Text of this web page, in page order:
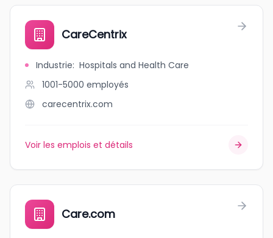
CareCentrix
Industrie: Hospitals and Health Care
1001-5000 employés
carecentrix.com
Voir les emplois et détails
Care.com